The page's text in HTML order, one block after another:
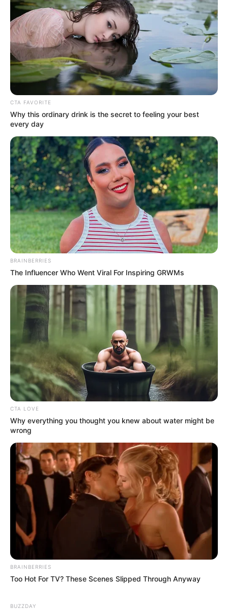
CTA FAVORITE
Why this ordinary drink is the secret to feeling your best
every day
BRAINBERRIES
The Influencer Who Went Viral For Inspiring GRWMs
CTA LOVE
Why everything you thought you knew about water might be
wrong
BRAINBERRIES
Too Hot For TV? These Scenes Slipped Through Anyway
BUZZDAY